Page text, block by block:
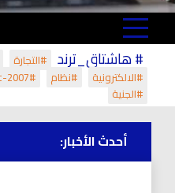
# هاشتاق_ترند #التجارة
#الالكترونية
#نظام #dailyprompt-2007
#الجنية
أحدث الأخبار: